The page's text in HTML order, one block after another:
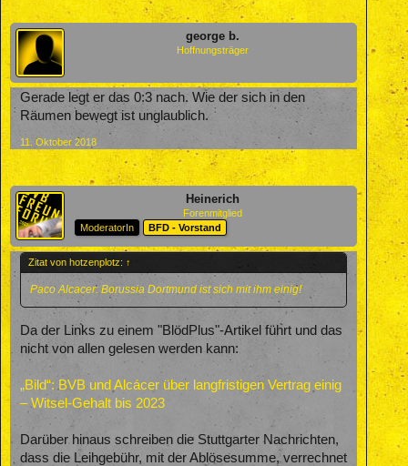
george b.
Hoffnungsträger
Gerade legt er das 0:3 nach. Wie der sich in den
Räumen bewegt ist unglaublich.
11. Oktober 2018
Heinerich
Forenmitglied
ModeratorIn
BFD - Vorstand
Zitat von hotzenplotz: ↑
Paco Alcacer: Borussia Dortmund ist sich mit ihm einig!
Da der Links zu einem "BlödPlus"-Artikel führt und das
nicht von allen gelesen werden kann:
„Bild“: BVB und Alcácer über langfristigen Vertrag einig
– Witsel-Gehalt bis 2023
Darüber hinaus schreiben die Stuttgarter Nachrichten,
dass die Leihgebühr, mit der Ablösesumme, verrechnet